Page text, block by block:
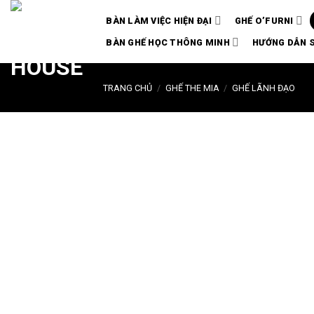
Chuyển
dung
BÀN LÀM VIỆC HIỆN ĐẠI GHẾ O’FURNI
BÀN GHẾ HỌC THÔNG MINH HƯỚNG DẪN
TRANG CHỦ / GHẾ THE MIA / GHẾ LÃNH ĐẠO